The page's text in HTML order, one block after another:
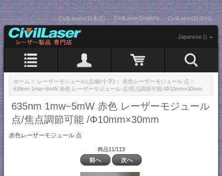
CivilLasers(日本語) CivilLaser(English) CivilLaser(한국어)
Japanese ()
ホーム :: レーザーモジュール(点/線/十字) :: 赤色レーザーモジュール 点 ::
635nm 1mw~5mW 赤色 レーザーモジュール 点/焦点調節可能 /Φ10mm×30mm
635nm 1mw~5mW 赤色 レーザーモジュール
点/焦点調節可能 /Φ10mm×30mm
赤色レーザーモジュール 点
商品11/113
前へ 次へ